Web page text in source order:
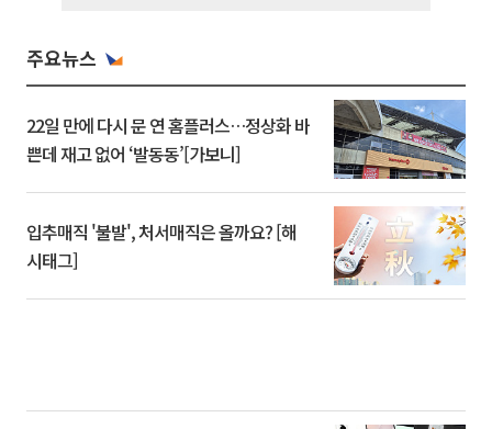
주요뉴스
22일 만에 다시 문 연 홈플러스…정상화 바
쁜데 재고 없어 ‘발동동’[가보니]
입추매직 '불발', 처서매직은 올까요? [해
시태그]